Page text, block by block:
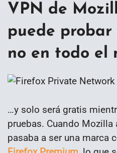
VPN de
puede
no en todo el
…y solo será gratis
pruebas. Cuando Mozilla
pasaba a ser una marca